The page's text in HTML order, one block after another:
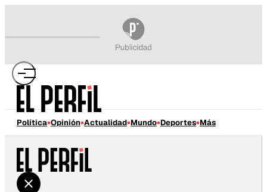
Política Opinión Actualidad Mundo Deportes Más